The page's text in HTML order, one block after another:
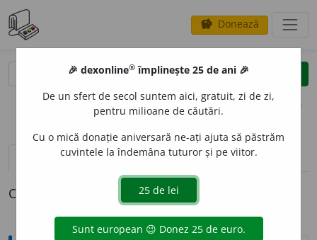
savings Donează
clear
opțiuni
definiții (1) declinări pronunțievolume_up(50)
O definiție pentru Rom
🎉 dexonline® împlinește 25 de ani 🎉
De un sfert de secol suntem aici, gratuit, zi de zi,
pentru milioane de căutări.
Cu o mică donație aniversară ne-ați ajuta să păstrăm
cuvintele la îndemâna tuturor și pe viitor.